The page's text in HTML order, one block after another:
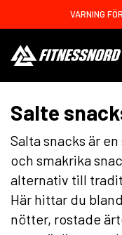
VARNING
Salte
Salta snacks är
och smakrika
alternativ till
Här hittar du
nötter, rostade